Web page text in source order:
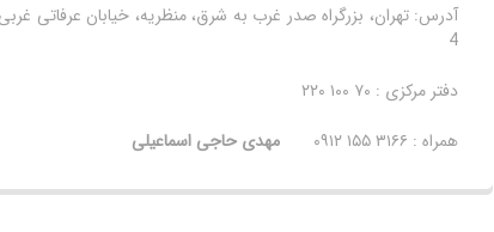
4
دفتر مرکزی : ۷۰ ۱۰۰ ۲۲۰
همراه : ۳۱۶۶ ۱۵۵ ۰۹۱۲
مهدی حاجی اسماعیلی